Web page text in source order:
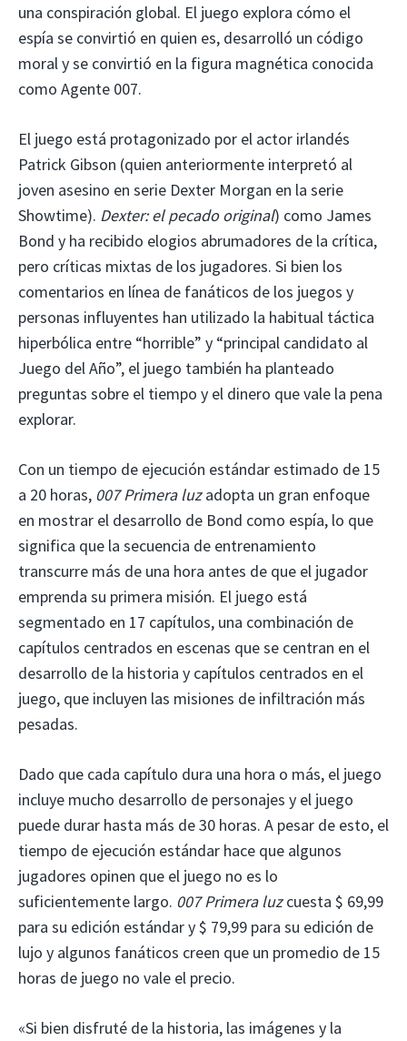
una conspiración global. El juego explora cómo el
espía se convirtió en quien es, desarrolló un código
moral y se convirtió en la figura magnética conocida
como Agente 007.
El juego está protagonizado por el actor irlandés
Patrick Gibson (quien anteriormente interpretó al
joven asesino en serie Dexter Morgan en la serie
Showtime). Dexter: el pecado original) como James
Bond y ha recibido elogios abrumadores de la crítica,
pero críticas mixtas de los jugadores. Si bien los
comentarios en línea de fanáticos de los juegos y
personas influyentes han utilizado la habitual táctica
hiperbólica entre “horrible” y “principal candidato al
Juego del Año”, el juego también ha planteado
preguntas sobre el tiempo y el dinero que vale la pena
explorar.
Con un tiempo de ejecución estándar estimado de 15
a 20 horas, 007 Primera luzadopta un gran enfoque
en mostrar el desarrollo de Bond como espía, lo que
significa que la secuencia de entrenamiento
transcurre más de una hora antes de que el jugador
emprenda su primera misión. El juego está
segmentado en 17 capítulos, una combinación de
capítulos centrados en escenas que se centran en el
desarrollo de la historia y capítulos centrados en el
juego, que incluyen las misiones de infiltración más
pesadas.
Dado que cada capítulo dura una hora o más, el juego
incluye mucho desarrollo de personajes y el juego
puede durar hasta más de 30 horas. A pesar de esto, el
tiempo de ejecución estándar hace que algunos
jugadores opinen que el juego no es lo
suficientemente largo. 007 Primera luzcuesta $ 69,99
para su edición estándar y $ 79,99 para su edición de
lujo y algunos fanáticos creen que un promedio de 15
horas de juego no vale el precio.
«Si bien disfruté de la historia, las imágenes y la